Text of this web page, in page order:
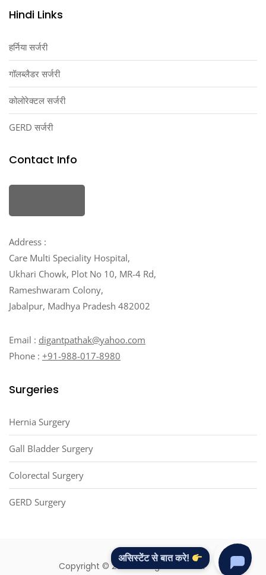
Hindi Links
हर्निया सर्जरी
गॉलब्लैडर सर्जरी
कोलोरेक्टल सर्जरी
GERD सर्जरी
Contact Info
Address :
Care Multi Speciality Hospital,
Ukhari Chowk, Plot No 10, MR-4 Rd,
Rameshwaram Colony,
Jabalpur, Madhya Pradesh 482002
Email : digantpathak@yahoo.com
Phone : +91-988-017-8980
Surgeries
Hernia Surgery
Gall Bladder Surgery
Colorectal Surgery
GERD Surgery
Copyright © 2025 Dr. Digant Pathak
असिस्टेंट से बात करे!